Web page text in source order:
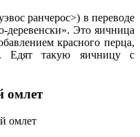
ранчерос>) в переводе
деревенски». Это яичница
красного перца,
Едят такую яичницу с
омлет